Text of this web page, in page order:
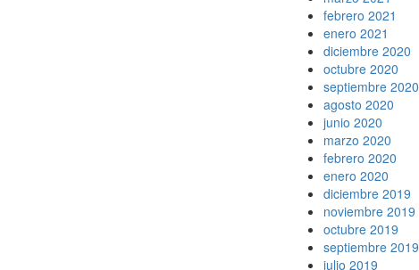
febrero 2021
enero 2021
diciembre 2020
octubre 2020
septiembre 2020
agosto 2020
junio 2020
marzo 2020
febrero 2020
enero 2020
diciembre 2019
noviembre 2019
octubre 2019
septiembre 2019
julio 2019